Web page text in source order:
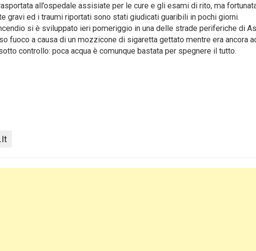
all’ospedale assisiate per le cure e gli esami di rito, ma
gravi ed i traumi riportati sono stati giudicati guaribili in pochi giorni.
si è sviluppato ieri pomeriggio in una delle strade periferiche di
fuoco a causa di un mozzicone di sigaretta gettato mentre era ancora
controllo: poca acqua è comunque bastata per spegnere il tutto.